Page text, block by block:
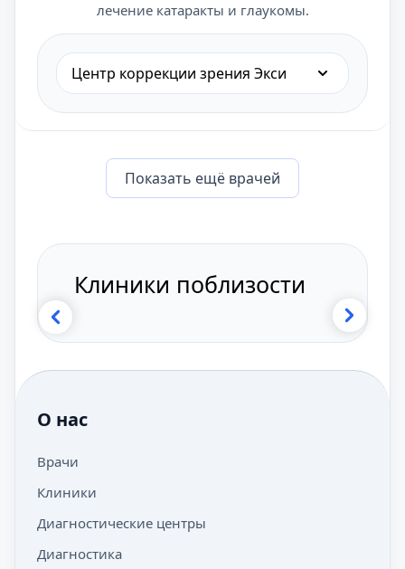
лечение катаракты и глаукомы.
Центр коррекции зрения Экси
Показать eщё врачей
Клиники поблизости
О нас
Врачи
Клиники
Диагностические центры
Диагностика